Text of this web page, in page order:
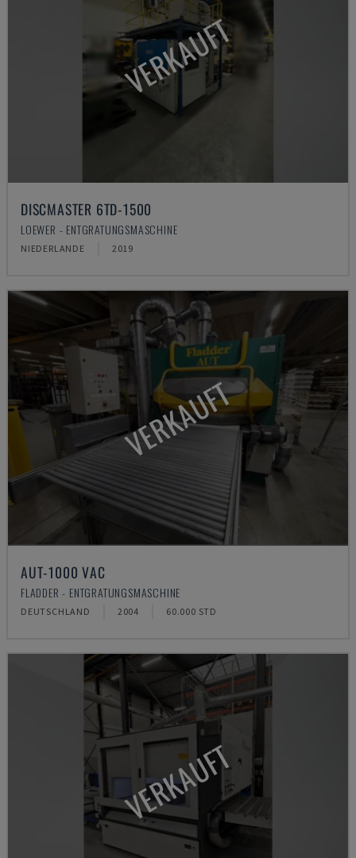
VERKAUFT
DISCMASTER 6TD-1500
LOEWER - ENTGRATUNGSMASCHINE
NIEDERLANDE 2019
VERKAUFT
AUT-1000 VAC
FLADDER - ENTGRATUNGSMASCHINE
DEUTSCHLAND 2004 60.000 STD
VERKAUFT